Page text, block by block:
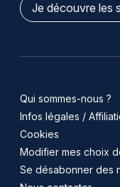
Je découvre les
Qui sommes-nous ?
Infos légales /
Cookies
Modifier mes choix
Se désabonner des